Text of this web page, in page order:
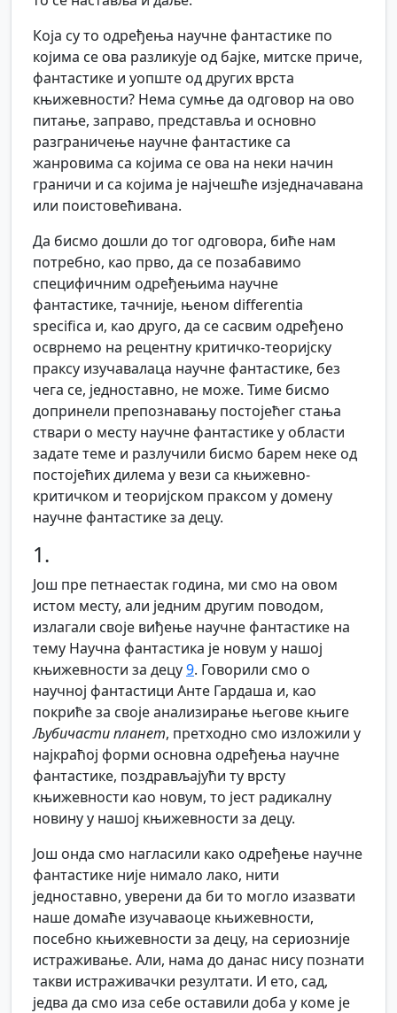
Која су то одређења научне фантастике по
којима се ова разликује од бајке, митске приче,
фантастике и уопште од других врста
књижевности? Нема сумње да одговор на ово
питање, заправо, представља и основно
разграничење научне фантастике са
жанровима са којима се ова на неки начин
граничи и са којима је најчешће изједначавана
или поистовећивана.
Да бисмо дошли до тог одговора, биће нам
потребно, као прво, да се позабавимо
специфичним одређењима научне
фантастике, тачније, њеном differentia
specifica и, као друго, да се сасвим одређено
осврнемо на рецентну критичко-теоријску
праксу изучавалаца научне фантастике, без
чега се, једноставно, не може. Тиме бисмо
допринели препознавању постојећег стања
ствари о месту научне фантастике у области
задате теме и разлучили бисмо барем неке од
постојећих дилема у вези са књижевно-
критичком и теоријском праксом у домену
научне фантастике за децу.
1.
Још пре петнаестак година, ми смо на овом
истом месту, али једним другим поводом,
излагали своје виђење научне фантастике на
тему Научна фантастика је новум у нашој
књижевности за децу9. Говорили смо о
научној фантастици Анте Гардаша и, као
покриће за своје анализирање његове књиге
Љубичасти планет, претходно смо изложили у
најкраћој форми основна одређења научне
фантастике, поздрављајући ту врсту
књижевности као новум, то јест радикалну
новину у нашој књижевности за децу.
Још онда смо нагласили како одређење научне
фантастике није нимало лако, нити
једноставно, уверени да би то могло изазвати
наше домаће изучаваоце књижевности,
посебно књижевности за децу, на сериозније
истраживање. Али, нама до данас нису познати
такви истраживачки резултати. И ето, сад,
једва да смо иза себе оставили доба у коме је